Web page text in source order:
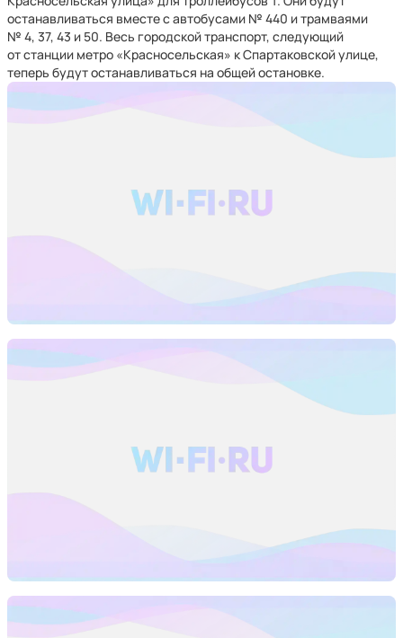
останавливаться вместе с автобусами № 440 и трамваями
№ 4, 37, 43 и 50. Весь городской транспорт, следующий
от станции метро «Красносельская» к Спартаковской улице,
теперь будут останавливаться на общей остановке.